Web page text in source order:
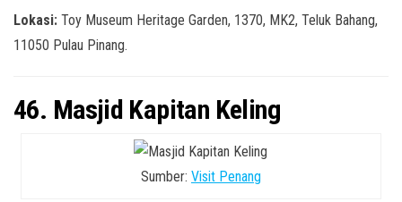
Lokasi: Toy Museum Heritage Garden, 1370, MK2, Teluk Bahang,
11050 Pulau Pinang.
46. Masjid Kapitan Keling
Sumber: Visit Penang